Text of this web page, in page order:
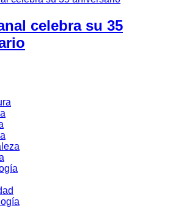
celebra su 35